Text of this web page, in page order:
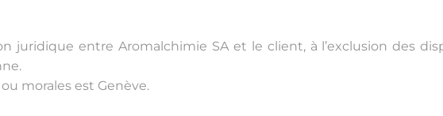
juridique entre Aromalchimie SA et le client, à l’exclusion des
morales est Genève.